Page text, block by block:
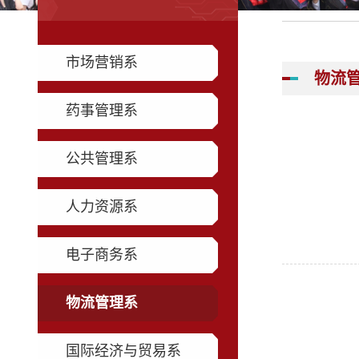
市场营销系
药事管理系
公共管理系
人力资源系
电子商务系
物流管理系
国际经济与贸易系
物流